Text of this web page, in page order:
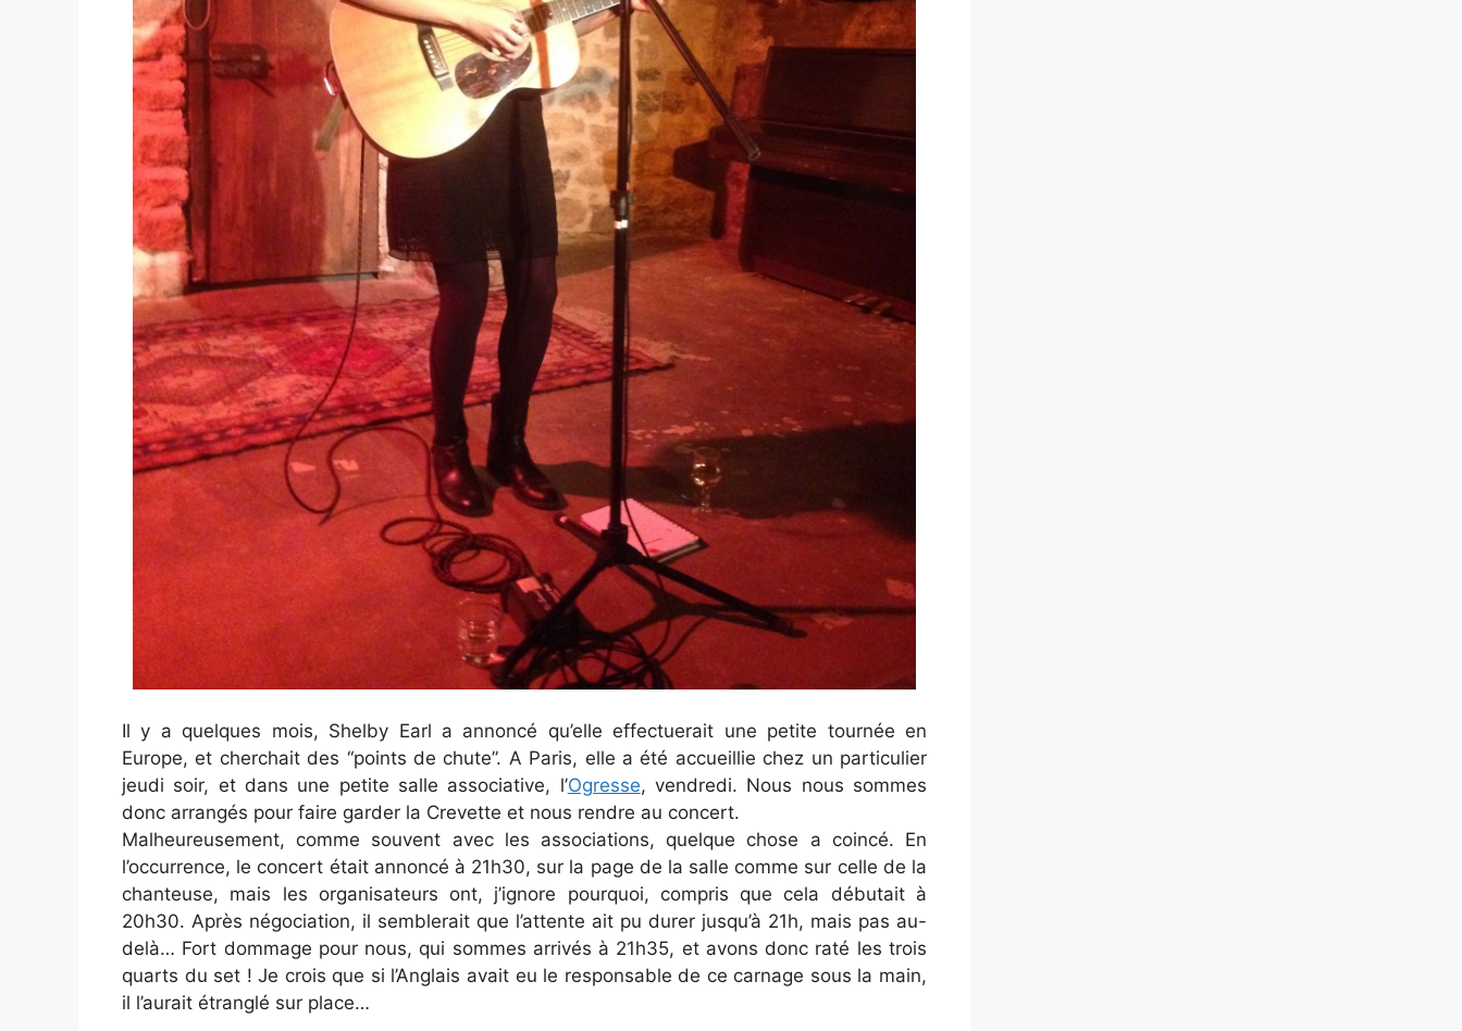
Il y a quelques mois, Shelby Earl a annoncé qu’elle effectuerait une petite tournée en
Europe, et cherchait des “points de chute”. A Paris, elle a été accueillie chez un particulier
jeudi soir, et dans une petite salle associative, l’Ogresse, vendredi. Nous nous sommes
donc arrangés pour faire garder la Crevette et nous rendre au concert.
Malheureusement, comme souvent avec les associations, quelque chose a coincé. En
l’occurrence, le concert était annoncé à 21h30, sur la page de la salle comme sur celle de la
chanteuse, mais les organisateurs ont, j’ignore pourquoi, compris que cela débutait à
20h30. Après négociation, il semblerait que l’attente ait pu durer jusqu’à 21h, mais pas au-
delà… Fort dommage pour nous, qui sommes arrivés à 21h35, et avons donc raté les trois
quarts du set ! Je crois que si l’Anglais avait eu le responsable de ce carnage sous la main,
il l’aurait étranglé sur place…